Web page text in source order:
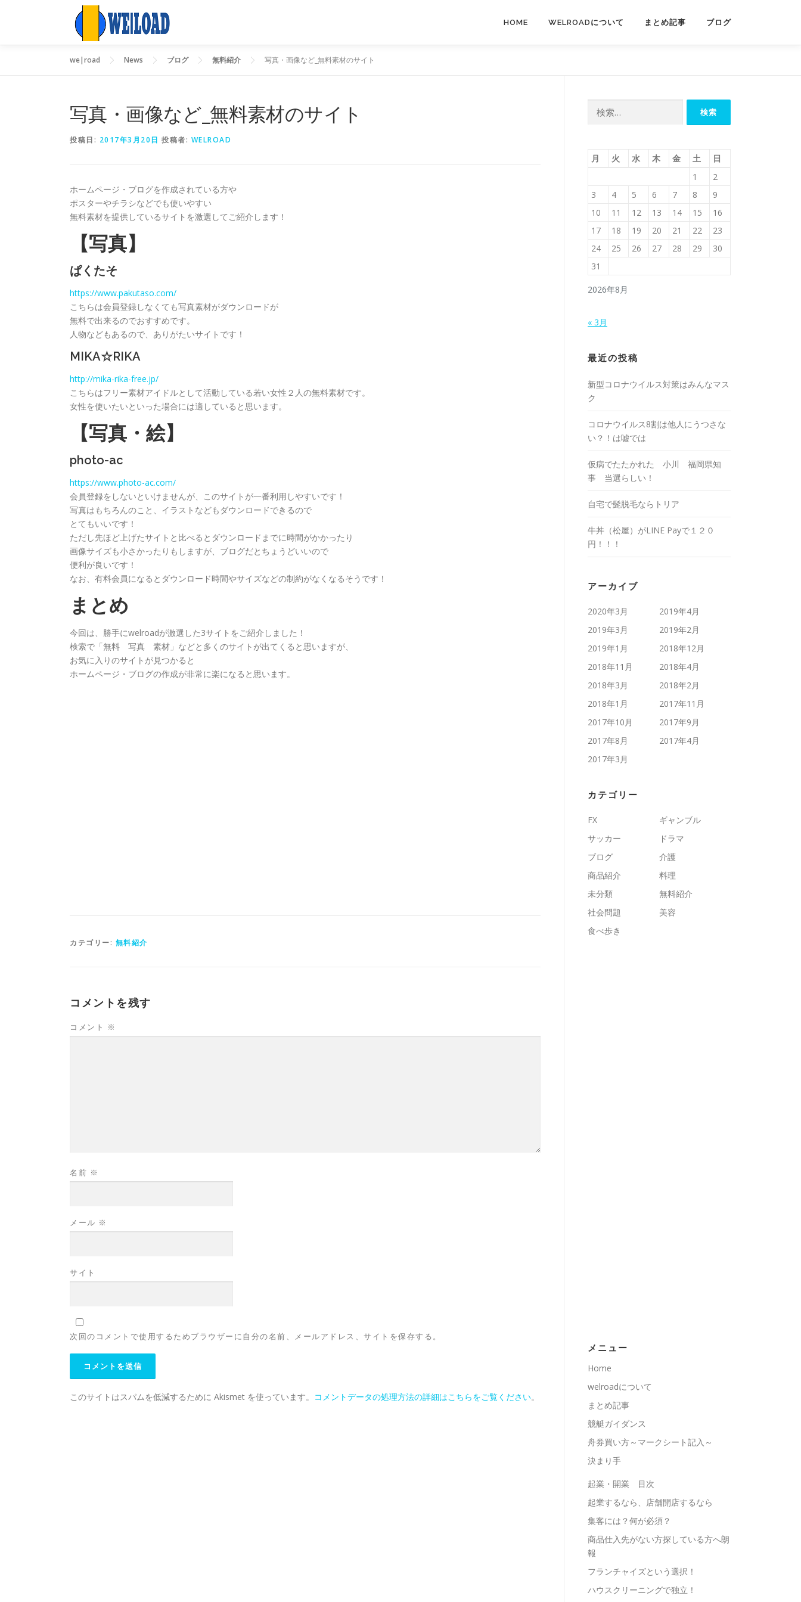
ン
HOME WELROADについて まとめ記事 ブログ
we|road News ブログ 無料紹介 写真・画像など_無料素材のサイト
写真・画像など_無料素材のサイト
投稿日: 2017年3月20日 投稿者: WELROAD
ホームページ・ブログを作成されている方や
ポスターやチラシなどでも使いやすい
無料素材を提供しているサイトを激選してご紹介します！
【写真】
ぱくたそ
https://www.pakutaso.com/
こちらは会員登録しなくても写真素材がダウンロードが
無料で出来るのでおすすめです。
人物などもあるので、ありがたいサイトです！
MIKA☆RIKA
http://mika-rika-free.jp/
こちらはフリー素材アイドルとして活動している若い女性２人の無料素材です。
女性を使いたいといった場合には適していると思います。
【写真・絵】
photo-ac
https://www.photo-ac.com/
会員登録をしないといけませんが、このサイトが一番利用しやすいです！
写真はもちろんのこと、イラストなどもダウンロードできるので
とてもいいです！
ただし先ほど上げたサイトと比べるとダウンロードまでに時間がかかったり
画像サイズも小さかったりもしますが、ブログだとちょうどいいので
便利が良いです！
なお、有料会員になるとダウンロード時間やサイズなどの制約がなくなるそうです！
まとめ
今回は、勝手にwelroadが激選した3サイトをご紹介しました！
検索で「無料 写真 素材」などと多くのサイトが出てくると思いますが、
お気に入りのサイトが見つかると
ホームページ・ブログの作成が非常に楽になると思います。
カテゴリー: 無料紹介
コメントを残す
コメント ※
名前 ※
メール ※
サイト
次回のコメントで使用するためブラウザーに自分の名前、メールアドレス、サイトを保存する。
このサイトはスパムを低減するために Akismet を使っています。 コメントデータの処理方法の詳細はこちらをご覧ください。
2026年8月
月 火 水 木 金 土
日
1
2
3
4 5 6 7 8
9
10
11 12 13 14 15
16
17
18 19 20 21 22
23
24
25 26 27 28 29
30
31
« 3月
最近の投稿
新型コロナウイルス対策はみんなマス
ク
コロナウイルス8割は他人にうつさな
い？！は嘘では
仮病でたたかれた 小川 福岡県知
事 当選らしい！
自宅で髭脱毛ならトリア
牛丼（松屋）がLINE Payで１２０
円！！！
アーカイブ
2020年3月
2019年4月
2019年3月
2019年2月
2019年1月
2018年12月
2018年11月
2018年4月
2018年3月
2018年2月
2018年1月
2017年11月
2017年10月
2017年9月
2017年8月
2017年4月
2017年3月
カテゴリー
FX
ギャンブル
サッカー
ドラマ
ブログ
介護
商品紹介
料理
未分類
無料紹介
社会問題
美容
食べ歩き
メニュー
Home
welroadについて
まとめ記事
競艇ガイダンス
舟券買い方～マークシート記入～
決まり手
起業・開業 目次
起業するなら、店舗開店するなら
集客には？何が必須？
商品仕入先がない方探している方へ朗
報
フランチャイズという選択！
ハウスクリーニングで独立！